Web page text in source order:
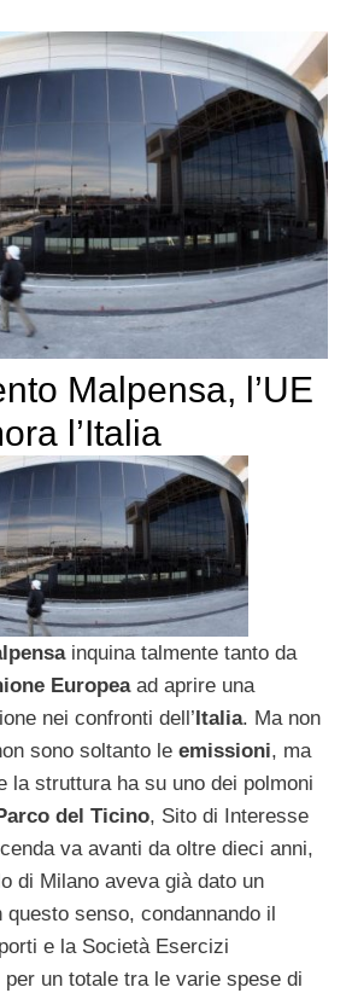
Malpensa, l’UE
l’Italia
inquina talmente tanto da
Europeaad aprire una
nei confronti dell’ Italia. Ma non
sono soltanto le emissioni, ma
la struttura ha su uno dei polmoni
del Ticino, Sito di Interesse
va avanti da oltre dieci anni,
di Milano aveva già dato un
questo senso, condannando il
e la Società Esercizi
un totale tra le varie spese di